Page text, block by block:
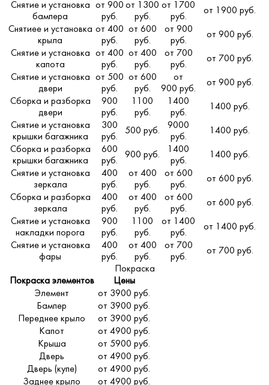
Снятие и установка
бампера
от 900
руб.
от 1300
руб.
от 1700
руб.
от 1900 руб.
Снятиее и установка
крыла
от 400
руб.
от 600
руб.
от 900
руб.
от 900 руб.
Снятие и установка
капота
от 400
руб.
от 400
руб.
от 700
руб.
от 700 руб.
Снятие и установка
двери
от 500
руб.
от 600
руб.
от
900 руб.
от 900 руб.
Сборка и разборка
двери
900
руб.
1100
руб.
1400
руб.
1400 руб.
Снятие и установка
крышки багажника
300
руб.
500 руб.
9000
руб.
1400 руб.
Сборка и разборка
крышки багажника
600
руб.
900 руб.
1400
руб.
1400 руб.
Снятие и установка
зеркала
400
руб.
от 400
руб.
от 600
руб.
от 600 руб.
Сборка и разборка
зеркала
400
руб.
от 400
руб.
от 600
руб.
от 600 руб.
Снятие и установка
накладки порога
900
руб.
1100
руб.
от 1400
руб.
от 1400 руб.
Снятие и установка
фары
400
руб.
от 400
руб.
от 700
руб.
от 700 руб.
Покраска
Покраска элементов
Цены
Элемент
от 3900 руб.
Бампер
от 3900 руб.
Переднее крыло
от 3900 руб.
Капот
от 4900 руб.
Крыша
от 5900 руб.
Дверь
от 4900 руб.
Дверь (купе)
от 4900 руб.
Заднее крыло
от 4900 руб.